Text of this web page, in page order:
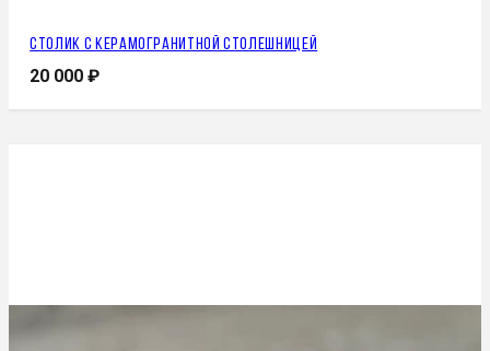
Столик с керамогранитной столешницей
20 000₽